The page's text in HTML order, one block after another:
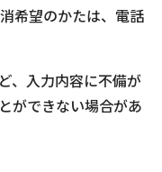
希望のかたは、電話
、入力内容に不備が
ができない場合があ